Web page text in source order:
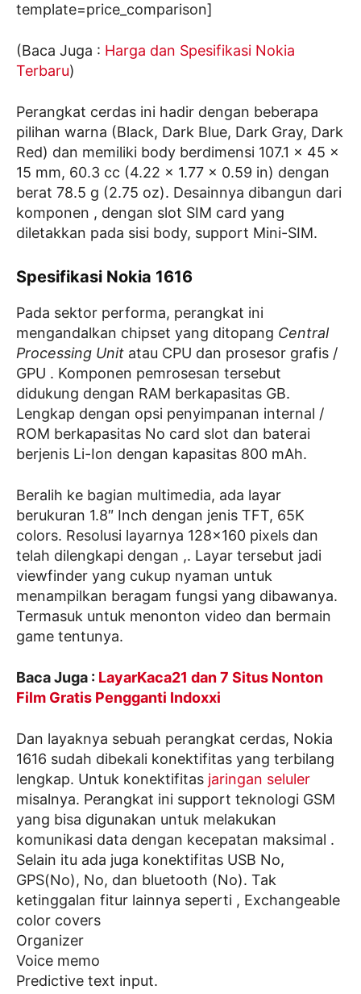
template=price_comparison]
(Baca Juga : Harga dan Spesifikasi Nokia
Terbaru)
Perangkat cerdas ini hadir dengan beberapa
pilihan warna (Black, Dark Blue, Dark Gray, Dark
Red) dan memiliki body berdimensi 107.1 x 45 x
15 mm, 60.3 cc (4.22 x 1.77 x 0.59 in) dengan
berat 78.5 g (2.75 oz). Desainnya dibangun dari
komponen , dengan slot SIM card yang
diletakkan pada sisi body, support Mini-SIM.
Spesifikasi Nokia 1616
Pada sektor performa, perangkat ini
mengandalkan chipset yang ditopang Central
Processing Unit atau CPU dan prosesor grafis /
GPU . Komponen pemrosesan tersebut
didukung dengan RAM berkapasitas GB.
Lengkap dengan opsi penyimpanan internal /
ROM berkapasitas No card slot dan baterai
berjenis Li-Ion dengan kapasitas 800 mAh.
Beralih ke bagian multimedia, ada layar
berukuran 1.8″ Inch dengan jenis TFT, 65K
colors. Resolusi layarnya 128×160 pixels dan
telah dilengkapi dengan ,. Layar tersebut jadi
viewfinder yang cukup nyaman untuk
menampilkan beragam fungsi yang dibawanya.
Termasuk untuk menonton video dan bermain
game tentunya.
Baca Juga : LayarKaca21 dan 7 Situs Nonton
Film Gratis Pengganti Indoxxi
Dan layaknya sebuah perangkat cerdas, Nokia
1616 sudah dibekali konektifitas yang terbilang
lengkap. Untuk konektifitas jaringan seluler
misalnya. Perangkat ini support teknologi GSM
yang bisa digunakan untuk melakukan
komunikasi data dengan kecepatan maksimal .
Selain itu ada juga konektifitas USB No,
GPS(No), No, dan bluetooth (No). Tak
ketinggalan fitur lainnya seperti , Exchangeable
color covers
Organizer
Voice memo
Predictive text input.